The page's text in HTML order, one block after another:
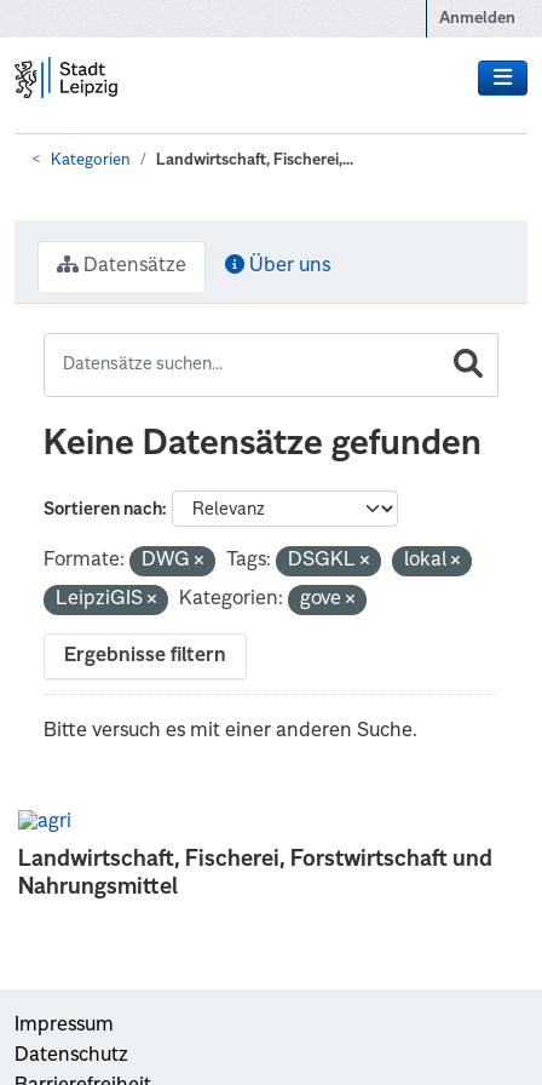
Anmelden
Kategorien Landwirtschaft, Fischerei,...
Landwirtschaft, Fischerei, Forstwirtschaft und
Nahrungsmittel
Datensätze Über uns
Keine Datensätze gefunden
Sortieren nach
Formate: DWG Tags: DSGKL
lokal
LeipziGIS
Kategorien: gove
Ergebnisse filtern
Bitte versuch es mit einer anderen Suche.
Impressum
Datenschutz